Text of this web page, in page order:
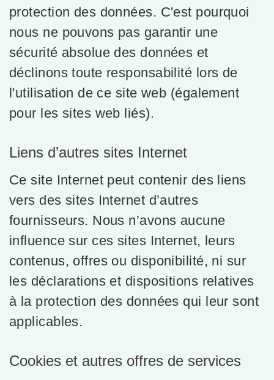
protection des données. C'est pourquoi
nous ne pouvons pas garantir une
sécurité absolue des données et
déclinons toute responsabilité lors de
l'utilisation de ce site web (également
pour les sites web liés).
Liens d’autres sites Internet
Ce site Internet peut contenir des liens
vers des sites Internet d’autres
fournisseurs. Nous n’avons aucune
influence sur ces sites Internet, leurs
contenus, offres ou disponibilité, ni sur
les déclarations et dispositions relatives
à la protection des données qui leur sont
applicables.
Cookies et autres offres de services